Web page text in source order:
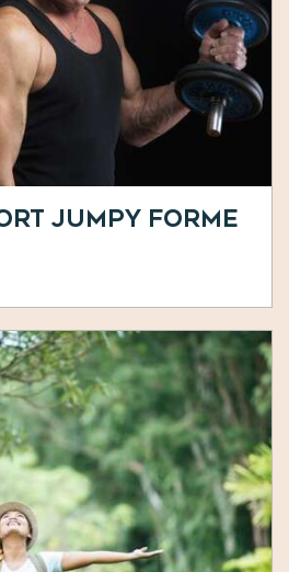
Jumpy Forme